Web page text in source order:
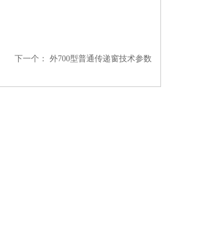
下一个： 外700型普通传递窗技术参数